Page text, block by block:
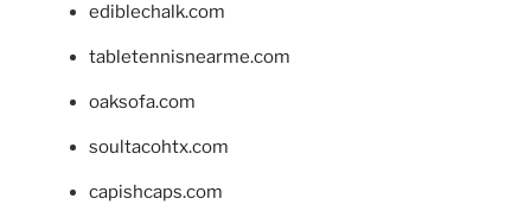
ediblechalk.com
tabletennisnearme.com
oaksofa.com
soultacohtx.com
capishcaps.com